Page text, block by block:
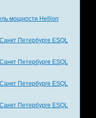
мощности Hellion
Петербурге ESQL
Петербурге ESQL
Петербурге ESQL
Петербурге ESQL